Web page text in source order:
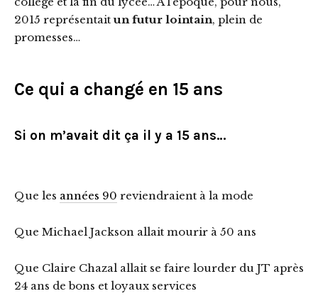
2015 représentaitun futur lointain, plein de
promesses…
Ce qui a changé en 15 ans
Si on m’avait dit ça il y a 15 ans…
Que les années 90 reviendraient à la mode
Que Michael Jackson allait mourir à 50 ans
Que Claire Chazal allait se faire lourder du JT après
24 ans de bons et loyaux services